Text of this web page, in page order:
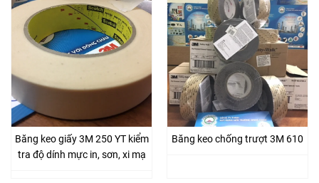
Băng keo giấy 3M 250 YT kiểm
tra độ dính mực in, sơn, xi mạ
Băng keo chống trượt 3M 610